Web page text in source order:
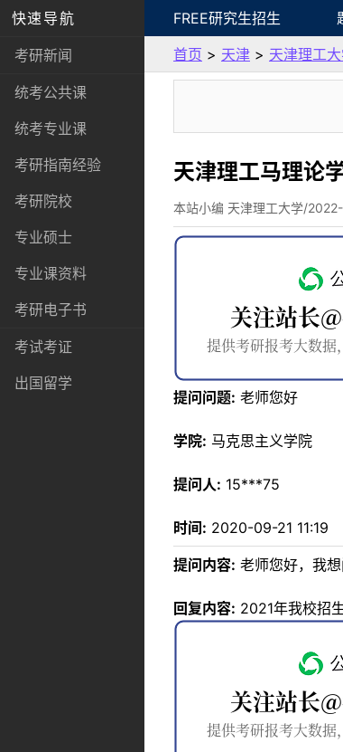
快速导航
考研新闻
统考公共课
统考专业课
考研指南经验
考研院校
专业硕士
专业课资料
考研电子书
考试考证
出国留学
FREE研究生招生
首页 > 天津 > 天津理工
天津理工马理论
本站小编 天津理工大学/
提问问题: 老师您好
学院: 马克思主义学院
提问人: 15***75
时间: 2020-09-21 11:19
提问内容: 老师您好，我
回复内容: 2021年我校招